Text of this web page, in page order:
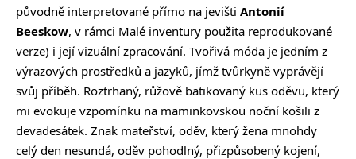
původně interpretované přímo na jevišti Antonií
Beeskow, v rámci Malé inventury použita reprodukované
verze) i její vizuální zpracování. Tvořivá móda je jedním z
výrazových prostředků a jazyků, jímž tvůrkyně vyprávějí
svůj příběh. Roztrhaný, růžově batikovaný kus oděvu, který
mi evokuje vzpomínku na maminkovskou noční košili z
devadesátek. Znak mateřství, oděv, který žena mnohdy
celý den nesundá, oděv pohodlný, přizpůsobený kojení,